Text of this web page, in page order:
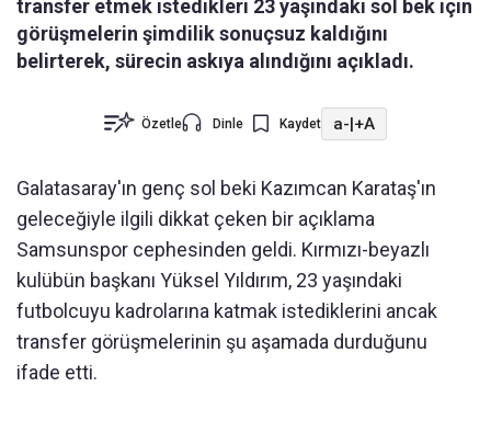
transfer etmek istedikleri 23 yaşındaki sol bek için
görüşmelerin şimdilik sonuçsuz kaldığını
belirterek, sürecin askıya alındığını açıkladı.
Özetle Dinle Kaydet a-|+A
Galatasaray'ın genç sol beki Kazımcan Karataş'ın
geleceğiyle ilgili dikkat çeken bir açıklama
Samsunspor cephesinden geldi. Kırmızı-beyazlı
kulübün başkanı Yüksel Yıldırım, 23 yaşındaki
futbolcuyu kadrolarına katmak istediklerini ancak
transfer görüşmelerinin şu aşamada durduğunu
ifade etti.